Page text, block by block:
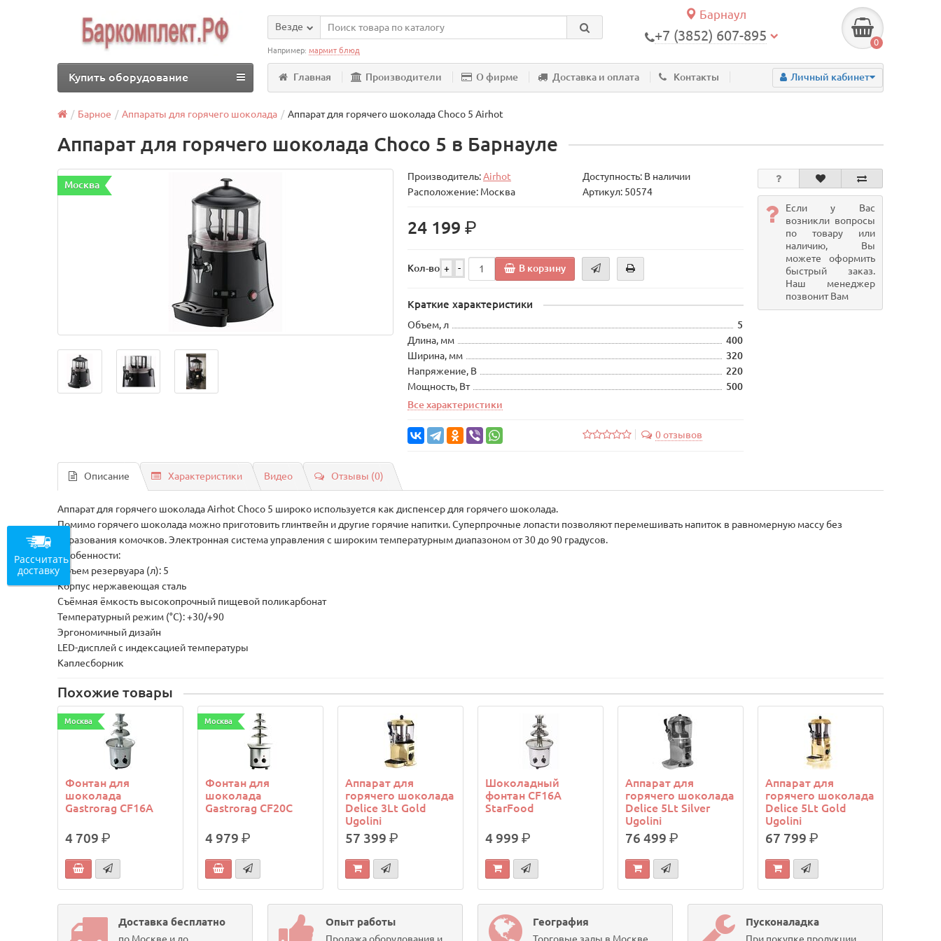
Барнаул
+7 (3852) 607-895 0
Везде
Например:мармит блюд
Главная Производители О фирме Доставка и оплата Контакты Личный кабинет
Купить оборудование
Барное Аппараты для горячего шоколада Аппарат для горячего шоколада Choco 5 Airhot
Аппарат для горячего шоколада Choco 5 в Барнауле
Москва
Производитель:Airhot
Доступность: В наличии
Расположение: Москва
Артикул: 50574
24 199р.
Кол-во + - В корзину
Краткие характеристики
Объем, л
5
Длина, мм
400
Ширина, мм
320
Напряжение, В
220
Мощность, Вт
500
Все характеристики
0 отзывов
Если у Вас
возникли вопросы
по товару или
наличию, Вы
можете оформить
быстрый заказ.
Наш менеджер
позвонит Вам
Описание Характеристики Видео Отзывы (0)
Аппарат для горячего шоколада Airhot Choco 5 широко используется как диспенсер для горячего шоколада.
Помимо горячего шоколада можно приготовить глинтвейн и другие горячие напитки. Суперпрочные лопасти позволяют перемешивать напиток в равномерную массу без
образования комочков. Электронная система управления с широким температурным диапазоном от 30 до 90 градусов.
Особенности:
Объем резервуара (л): 5
Корпус нержавеющая сталь
Съёмная ёмкость высокопрочный пищевой поликарбонат
Температурный режим (°С): +30/+90
Эргономичный дизайн
LED-дисплей с индексацией температуры
Каплесборник
Похожие товары
Москва
Фонтан для
шоколада
Gastrorag CF16A
4 709р.
Москва
Фонтан для
шоколада
Gastrorag CF20C
4 979р.
Аппарат для
горячего шоколада
Delice 3Lt Gold
Ugolini
57 399р.
Шоколадный
фонтан CF16A
StarFood
4 999р.
Аппарат для
горячего шоколада
Delice 5Lt Silver
Ugolini
76 499р.
Аппарат для
горячего шоколада
Delice 5Lt Gold
Ugolini
67 799р.
Доставка бесплатно Опыт работы География Пусконаладка
Рассчитать
доставку